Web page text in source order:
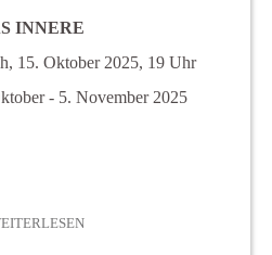
INNERE
15. Oktober 2025, 19 Uhr
- 5. November 2025
MOTHER